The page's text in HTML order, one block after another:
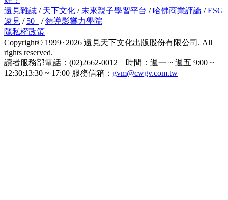
遠見雜誌 / 天下文化 / 未來親子學習平台 / 哈佛商業評論 /ESG
遠見 / 50+ /領導影響力學院
隱私權政策
Copyright© 1999~2026 遠見天下文化出版股份有限公司. All
rights reserved.
讀者服務部電話：(02)2662-0012 時間：週一 ~ 週五 9:00 ~
12:30;13:30 ~ 17:00 服務信箱： gvm@cwgv.com.tw